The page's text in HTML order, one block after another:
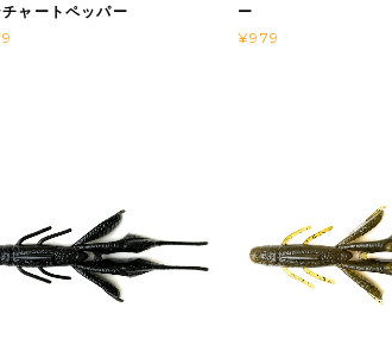
チャートペッパー
ー
¥979